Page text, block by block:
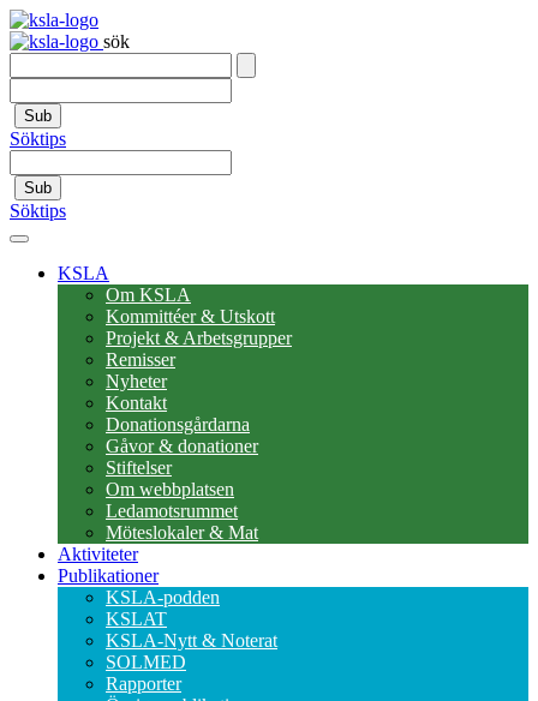
sök
Sub
Söktips
Sub
Söktips
KSLA
Om KSLA
Kommittéer & Utskott
Projekt & Arbetsgrupper
Remisser
Nyheter
Kontakt
Donationsgårdarna
Gåvor & donationer
Stiftelser
Om webbplatsen
Ledamotsrummet
Möteslokaler & Mat
Aktiviteter
Publikationer
KSLA-podden
KSLAT
KSLA-Nytt & Noterat
SOLMED
Rapporter